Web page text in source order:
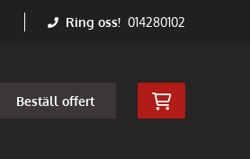
Ring oss! 014280102
Beställ offert